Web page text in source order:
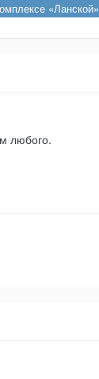
«Ланской»
любого.